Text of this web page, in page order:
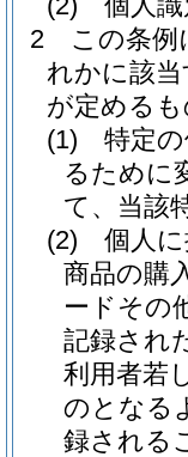
2
この条例
れかに該
が定める
(1)
特定
るために
て、当該
(2)
個人
商品の購
ードその
記録され
利用者若
のとなる
録される